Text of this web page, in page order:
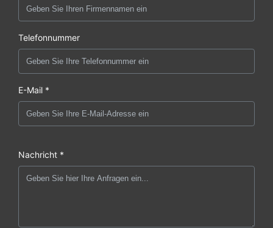
Telefonnummer
E-Mail *
Nachricht *